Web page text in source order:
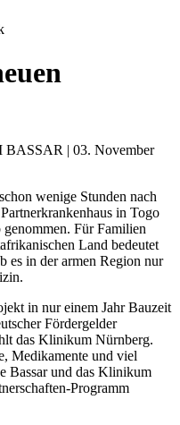
BASSAR | 03. November
wenige Stunden nach
in Togo
Für Familien
Land bedeutet
es in der armen Region nur
in nur einem Jahr Bauzeit
Fördergelder
das Klinikum Nürnberg.
Medikamente und viel
Bassar und das Klinikum
Programm